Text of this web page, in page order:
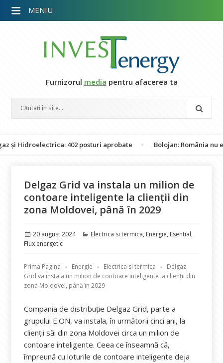
Furnizorul media pentru afacerea ta
402 posturi aprobate Bolojan: România nu este în
Delgaz Grid va instala un milion de
contoare inteligente la clienții din
zona Moldovei, până în 2029
Publicat
pe
20 august 2024 Categorii
Electrica si termica, Energie, Esential,
Flux energetic
Prima Pagina Energie Electrica si termica
Delgaz
Grid va instala un milion de contoare inteligente la clienții din
zona Moldovei, până în 2029
Compania de distribuție Delgaz Grid, parte a
grupului E.ON, va instala, în următorii cinci ani, la
clienții săi din zona Moldovei circa un milion de
contoare inteligente. Ceea ce înseamnă că,
împreună cu loturile de contoare inteligente deja
MENIU